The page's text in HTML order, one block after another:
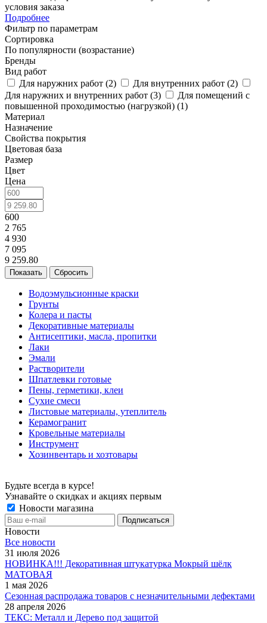
условия заказа
Подробнее
Фильтр по параметрам
Сортировка
По популярности (возрастание)
Бренды
Вид работ
Для наружних работ (2) Для внутренних работ (2)
Для наружних и внутренних работ (3)
Для помещений с
повышенной проходимостью (нагрузкой) (1)
Материал
Назначение
Свойства покрытия
Цветовая база
Размер
Цвет
Цена
600
2 765
4 930
7 095
9 259.80
Сбросить
Водоэмульсионные краски
Грунты
Колера и пасты
Декоративные материалы
Антисептики, масла, пропитки
Лаки
Эмали
Растворители
Шпатлевки готовые
Пены, герметики, клеи
Сухие смеси
Листовые материалы, утеплитель
Керамогранит
Кровельные материалы
Инструмент
Хозинвентарь и хозтовары
Будьте всегда в курсе!
Узнавайте о скидках и акциях первым
Новости магазина
Новости
Все новости
31 июля 2026
НОВИНКА!!! Декоративная штукатурка Мокрый шёлк
МАТОВАЯ
1 мая 2026
Сезонная распродажа товаров с незначительными дефектами
28 апреля 2026
ТЕКС: Металл и Дерево под защитой